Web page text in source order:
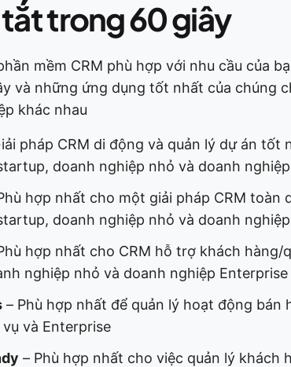
trong 60 giây
mềm CRM phù hợp với nhu cầu của
và những ứng dụng tốt nhất của chúng
khác nhau
pháp CRM di động và quản lý dự án tốt
doanh nghiệp nhỏ và doanh
hợp nhất cho một giải pháp CRM toàn
doanh nghiệp nhỏ và doanh
hợp nhất cho CRM hỗ trợ khách hàng/
nghiệp nhỏ và doanh nghiệp Enterprise
– Phù hợp nhất để quản lý hoạt động bán
và Enterprise
– Phù hợp nhất cho việc quản lý khách